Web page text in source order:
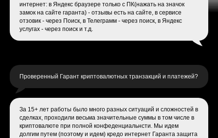
интернет: в Яндекс браузере только с ПК(нажать на значок
замок на сайте гаранта) - отзывы есть на сайте, в сервисе
отзовик - через Поиск, в Телеграмм - через поиск, в Яндекс
услугах - через поиск и т.д.
Проверенный Гарант криптовалютных транзакций и платежей?
За 15+ лет работы было много разных ситуаций и сложностей в
сделках, проходили весьма значительные суммы в том числе в
криптовалюте при полной конфеденциальнсти. Мы идем
долгим путем (поэтому и идем) кредо интернет Гаранта защита